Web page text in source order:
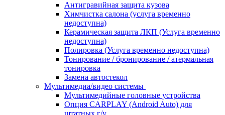
Антигравийная защита кузова
Химчистка салона (услуга временно
недоступна)
Керамическая защита ЛКП (Услуга временно
недоступна)
Полировка (Услуга временно недоступна)
Тонирование / бронирование / атермальная
тонировка
Замена автостекол
Мультимедиа/видео системы
Мультимедийные головные устройства
Опция CARPLAY (Android Auto) для